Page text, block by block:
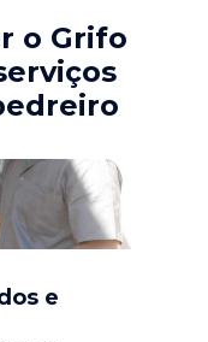
o Grifo
e